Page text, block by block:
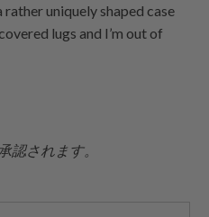
rather uniquely shaped case
lugs and I’m out of
認されます。